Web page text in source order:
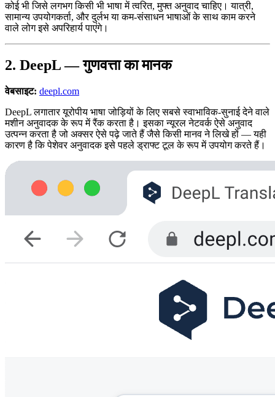
कोई भी जिसे लगभग किसी भी भाषा में त्वरित, मुफ्त अनुवाद चाहिए। यात्री,
सामान्य उपयोगकर्ता, और दुर्लभ या कम-संसाधन भाषाओं के साथ काम करने
वाले लोग इसे अपरिहार्य पाएंगे।
2. DeepL — गुणवत्ता का मानक
वेबसाइट: deepl.com
DeepL लगातार यूरोपीय भाषा जोड़ियों के लिए सबसे स्वाभाविक-सुनाई देने वाले
मशीन अनुवादक के रूप में रैंक करता है। इसका न्यूरल नेटवर्क ऐसे अनुवाद
उत्पन्न करता है जो अक्सर ऐसे पढ़े जाते हैं जैसे किसी मानव ने लिखे हों — यही
कारण है कि पेशेवर अनुवादक इसे पहले ड्राफ्ट टूल के रूप में उपयोग करते हैं।